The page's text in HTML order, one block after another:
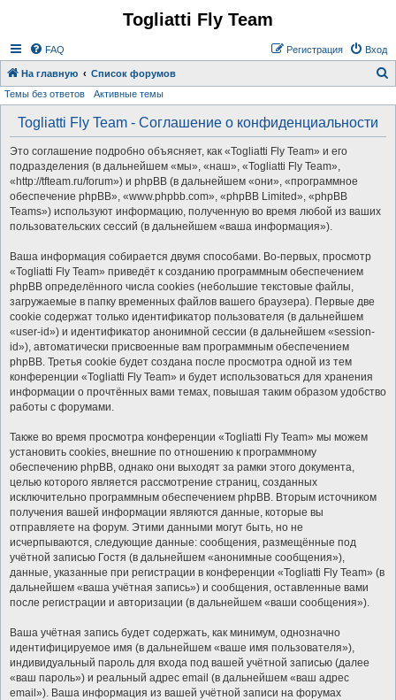
Togliatti Fly Team
FAQ Вход
Регистрация
На главную Список форумов
Темы без ответов Активные темы
Togliatti Fly Team - Соглашение о конфиденциальности
Это соглашение подробно объясняет, как «Togliatti Fly Team» и его
подразделения (в дальнейшем «мы», «наш», «Togliatti Fly Team»,
«http://tfteam.ru/forum») и phpBB (в дальнейшем «они», «программное
обеспечение phpBB», «www.phpbb.com», «phpBB Limited», «phpBB
Teams») используют информацию, полученную во время любой из ваших
пользовательских сессий (в дальнейшем «ваша информация»).
Ваша информация собирается двумя способами. Во-первых, просмотр
«Togliatti Fly Team» приведёт к созданию программным обеспечением
phpBB определённого числа cookies (небольшие текстовые файлы,
загружаемые в папку временных файлов вашего браузера). Первые две
cookie содержат только идентификатор пользователя (в дальнейшем
«user-id») и идентификатор анонимной сессии (в дальнейшем «session-
id»), автоматически присвоенные вам программным обеспечением
phpBB. Третья cookie будет создана после просмотра одной из тем
конференции «Togliatti Fly Team» и будет использоваться для хранения
информации о прочтённых вами темах, повышая таким образом удобство
работы с форумами.
Также во время просмотра конференции «Togliatti Fly Team» мы можем
установить cookies, внешние по отношению к программному
обеспечению phpBB, однако они выходят за рамки этого документа,
целью которого является рассмотрение страниц, созданных
исключительно программным обеспечением phpBB. Вторым источником
получения вашей информации являются данные, которые вы
отправляете на форум. Этими данными могут быть, но не
исчерпываются, следующие данные: сообщения, размещённые под
учётной записью Гостя (в дальнейшем «анонимные сообщения»),
данные, указанные при регистрации в конференции «Togliatti Fly Team» (в
дальнейшем «ваша учётная запись») и сообщения, оставленные вами
после регистрации и авторизации (в дальнейшем «ваши сообщения»).
Ваша учётная запись будет содержать, как минимум, однозначно
идентифицируемое имя (в дальнейшем «ваше имя пользователя»),
индивидуальный пароль для входа под вашей учётной записью (далее
«ваш пароль») и реальный адрес email (в дальнейшем «ваш адрес
email»). Ваша информация из вашей учётной записи на форумах